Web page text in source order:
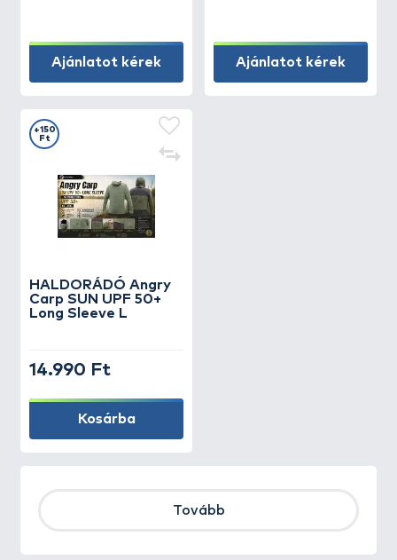
Ajánlatot kérek Ajánlatot kérek
HALDORÁDÓ Angry
Carp SUN UPF 50+
Long Sleeve L
+150
Ft
14.990 Ft
Kosárba
Tovább